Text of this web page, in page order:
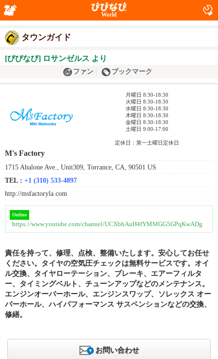
World
タウンガイド
[びびなび] ロサンゼルス より
ファン ブックマーク
月曜日 8:30-18:30
火曜日 8:30-18:30
水曜日 8:30-18:30
木曜日 8:30-18:30
金曜日 8:30-18:30
土曜日 9:00-17:00
定休日：第一土曜日定休日
M's Factory
1715 Abalone Ave., Unit309, Torrance, CA, 90501 US
TEL : +1 (310) 533-4897
http://msfactoryla.com
Online
https://www.youtube.com/channel/UCXbhAuH4fYMMGG5GPqKwADg
責任を持って、修理、点検、整備いたします。安心してお任せ
ください。タイヤの空気圧チェックは無料サービスです。オイ
ル交換、タイヤローテーション、ブレーキ、エアーフィルタ
ー、タイミングベルト、チューンアップなどのメンテナンス。
エンジンオーバーホール、エンジンスワップ、ソレックス オー
バーホール、ハイパフォーマンス サスペンションなどの交換、
修繕。
お問い合わせ